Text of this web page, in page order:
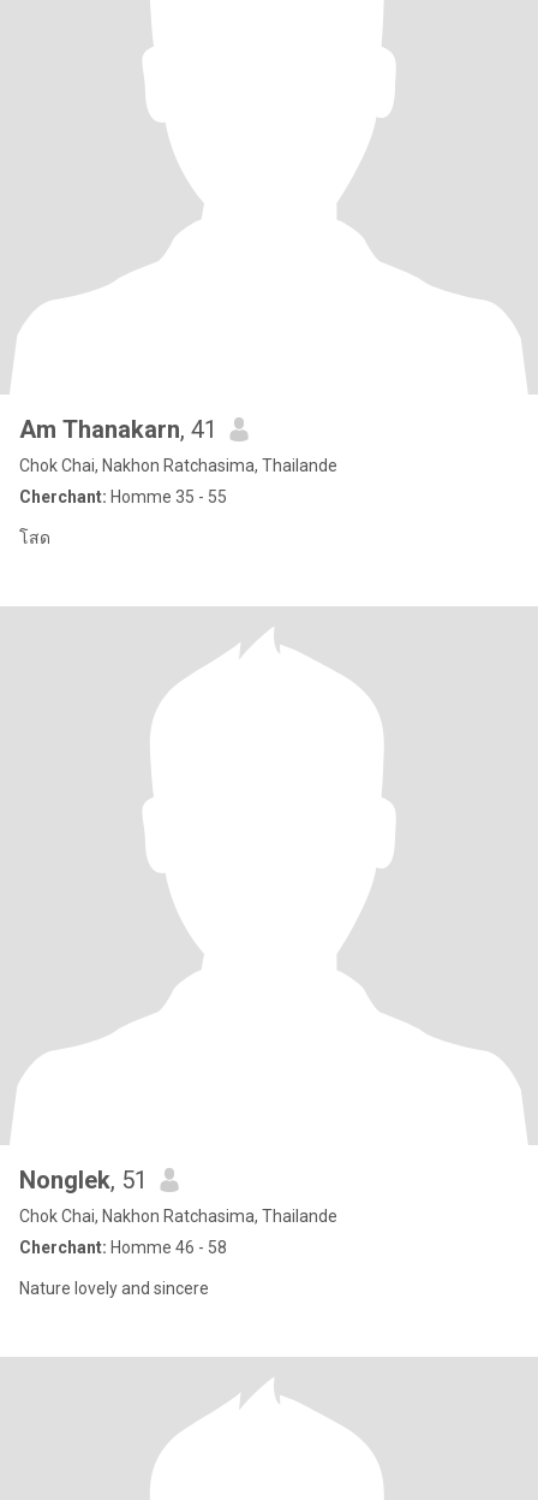
Am Thanakarn, 41
Chok Chai, Nakhon Ratchasima, Thailande
Cherchant: Homme 35 - 55
โสด
Nonglek, 51
Chok Chai, Nakhon Ratchasima, Thailande
Cherchant: Homme 46 - 58
Nature lovely and sincere